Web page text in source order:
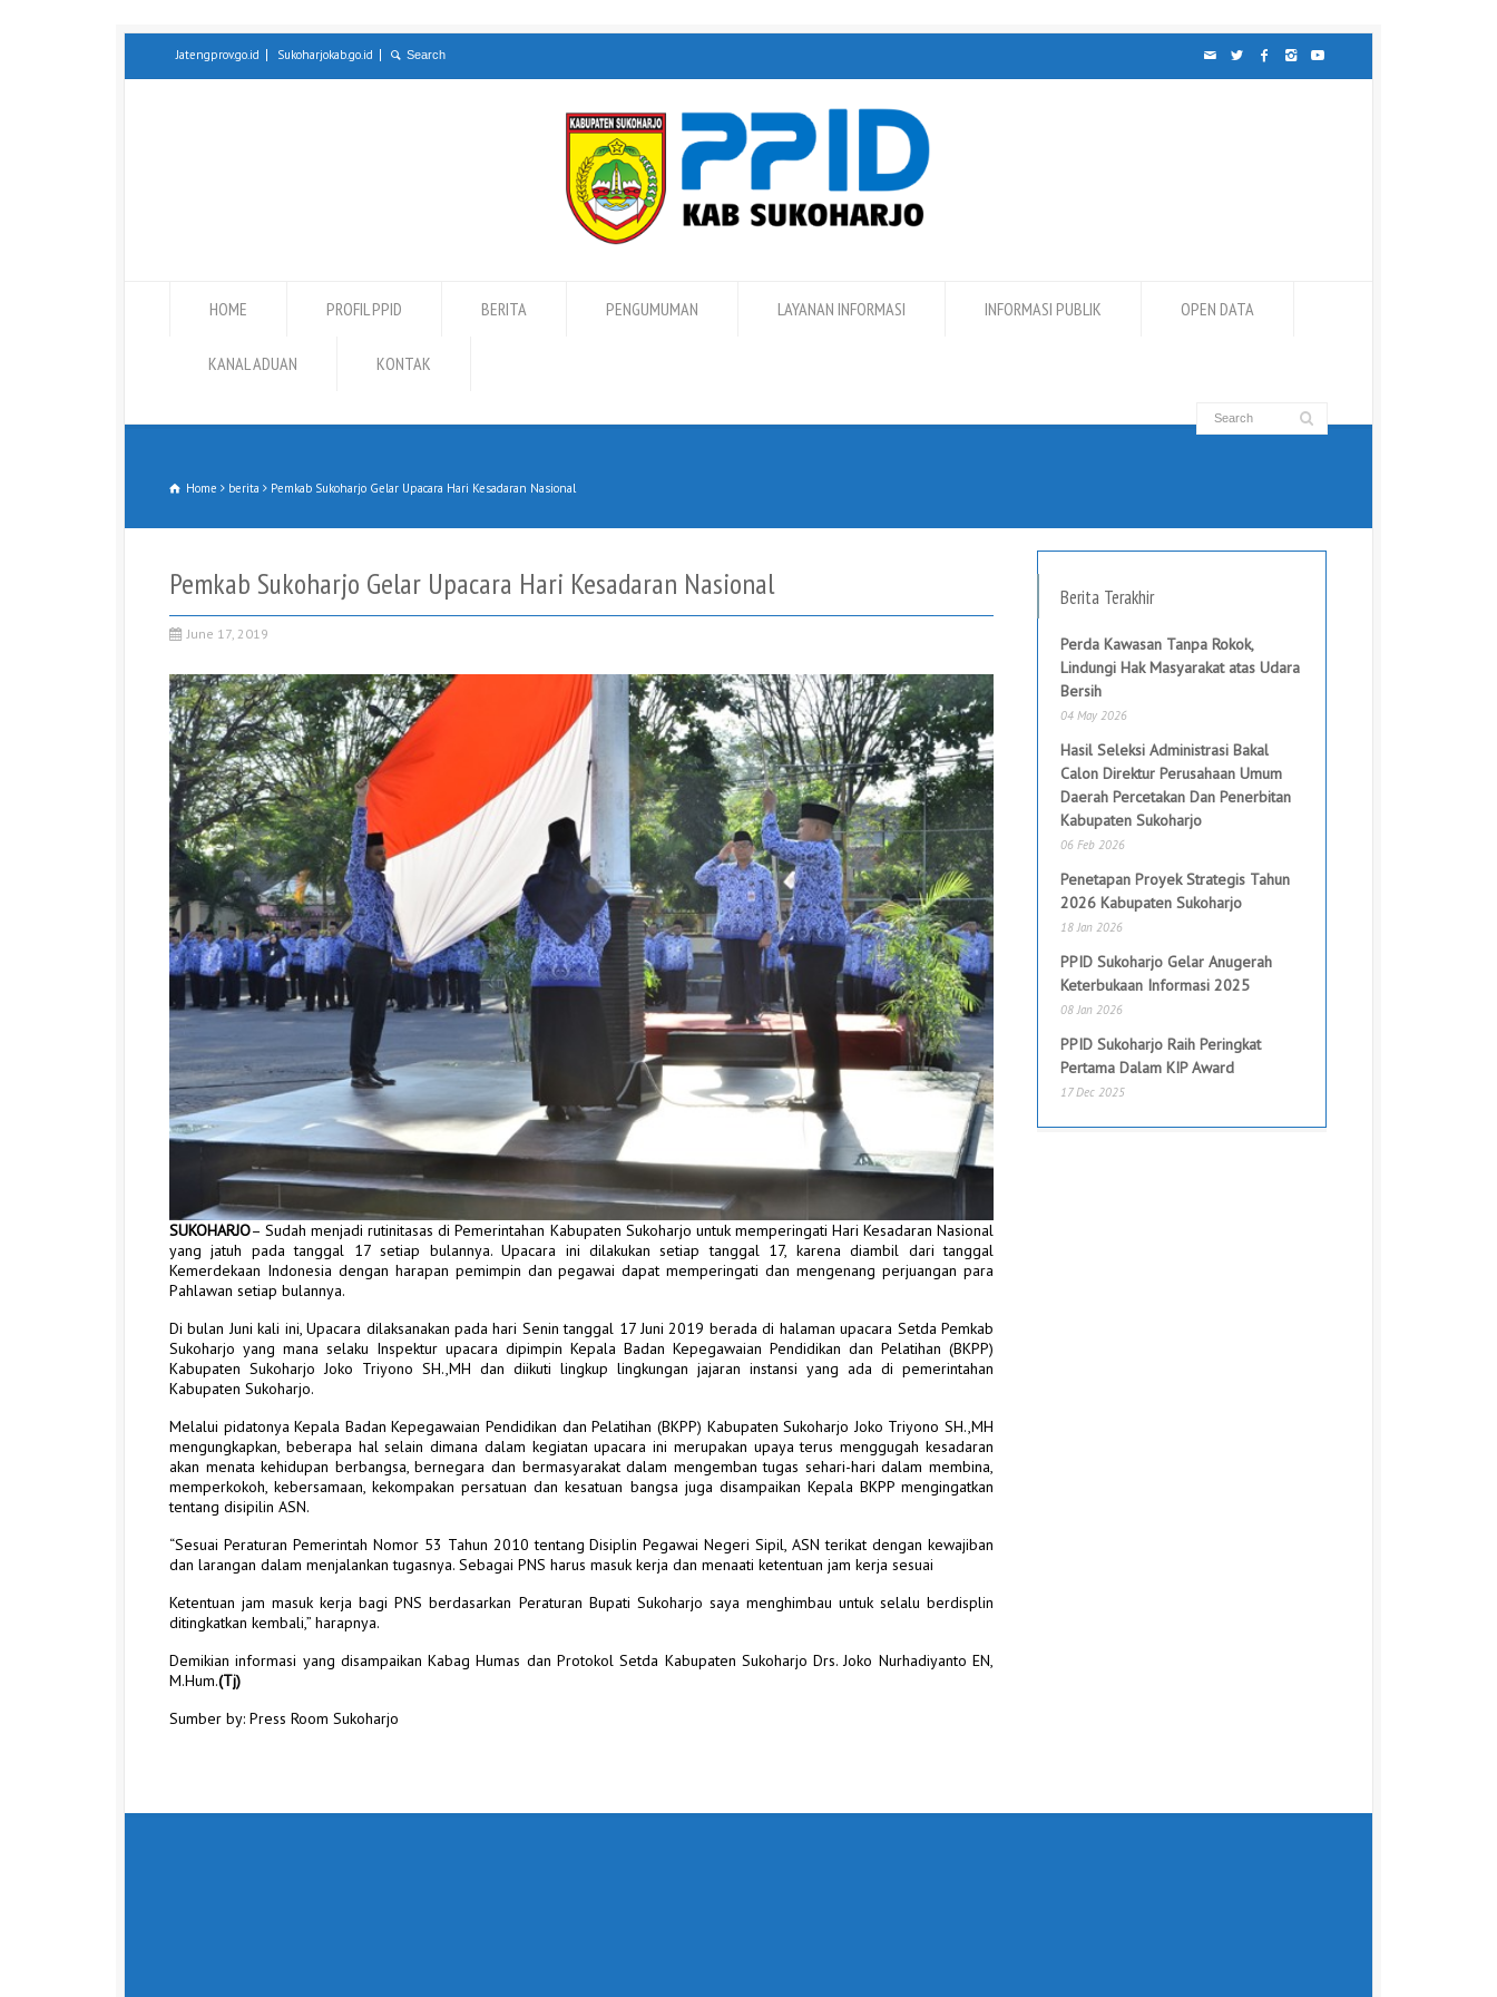
Jatengprov.go.id Sukoharjokab.go.id
HOME PROFIL PPID BERITA PENGUMUMAN LAYANAN INFORMASI INFORMASI PUBLIK OPEN DATA
KANAL ADUAN KONTAK
Home berita Pemkab Sukoharjo Gelar Upacara Hari Kesadaran Nasional
Pemkab Sukoharjo Gelar Upacara Hari Kesadaran Nasional
June 17, 2019
SUKOHARJO– Sudah menjadi rutinitasas di Pemerintahan Kabupaten Sukoharjo untuk memperingati Hari Kesadaran Nasional
yang jatuh pada tanggal 17 setiap bulannya. Upacara ini dilakukan setiap tanggal 17, karena diambil dari tanggal
Kemerdekaan Indonesia dengan harapan pemimpin dan pegawai dapat memperingati dan mengenang perjuangan para
Pahlawan setiap bulannya.
Di bulan Juni kali ini, Upacara dilaksanakan pada hari Senin tanggal 17 Juni 2019 berada di halaman upacara Setda Pemkab
Sukoharjo yang mana selaku Inspektur upacara dipimpin Kepala Badan Kepegawaian Pendidikan dan Pelatihan (BKPP)
Kabupaten Sukoharjo Joko Triyono SH.,MH dan diikuti lingkup lingkungan jajaran instansi yang ada di pemerintahan
Kabupaten Sukoharjo.
Melalui pidatonya Kepala Badan Kepegawaian Pendidikan dan Pelatihan (BKPP) Kabupaten Sukoharjo Joko Triyono SH.,MH
mengungkapkan, beberapa hal selain dimana dalam kegiatan upacara ini merupakan upaya terus menggugah kesadaran
akan menata kehidupan berbangsa, bernegara dan bermasyarakat dalam mengemban tugas sehari-hari dalam membina,
memperkokoh, kebersamaan, kekompakan persatuan dan kesatuan bangsa juga disampaikan Kepala BKPP mengingatkan
tentang disipilin ASN.
“Sesuai Peraturan Pemerintah Nomor 53 Tahun 2010 tentang Disiplin Pegawai Negeri Sipil, ASN terikat dengan kewajiban
dan larangan dalam menjalankan tugasnya. Sebagai PNS harus masuk kerja dan menaati ketentuan jam kerja sesuai
Ketentuan jam masuk kerja bagi PNS berdasarkan Peraturan Bupati Sukoharjo saya menghimbau untuk selalu berdisplin
ditingkatkan kembali,” harapnya.
Demikian informasi yang disampaikan Kabag Humas dan Protokol Setda Kabupaten Sukoharjo Drs. Joko Nurhadiyanto EN,
M.Hum.(Tj)
Sumber by: Press Room Sukoharjo
Berita Terakhir
Perda Kawasan Tanpa Rokok,
Lindungi Hak Masyarakat atas Udara
Bersih
04 May 2026
Hasil Seleksi Administrasi Bakal
Calon Direktur Perusahaan Umum
Daerah Percetakan Dan Penerbitan
Kabupaten Sukoharjo
06 Feb 2026
Penetapan Proyek Strategis Tahun
2026 Kabupaten Sukoharjo
18 Jan 2026
PPID Sukoharjo Gelar Anugerah
Keterbukaan Informasi 2025
08 Jan 2026
PPID Sukoharjo Raih Peringkat
Pertama Dalam KIP Award
17 Dec 2025